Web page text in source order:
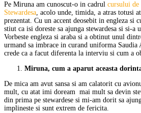
Pe Miruna am cunoscut-o in cadrul cursului
Stewardesa, acolo unde, timida, a atras totusi
prezentat. Cu un accent deosebit in engleza si
stiut ca isi doreste sa ajunga stewardesa si si-a
Vorbeste engleza si araba si a obtinut unul
urmand sa imbrace in curand uniforma Saudia
crede ca a facut diferenta la interviu si cum a
Miruna, cum a aparut aceasta
De mica am avut sansa si am calatorit cu
mult, cu atat imi doream mai mult sa devin
din prima pe stewardese si mi-am dorit sa
implineste si sunt extrem de fericita.